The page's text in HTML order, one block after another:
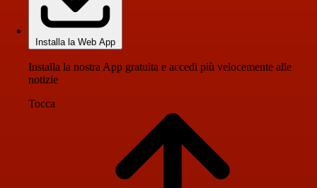
Installa la Web App
Installa la nostra App gratuita e accedi più velocemente alle
notizie
Tocca